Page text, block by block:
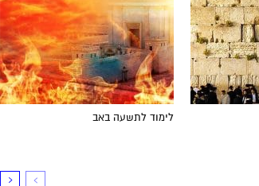
לימוד לתשעה באב